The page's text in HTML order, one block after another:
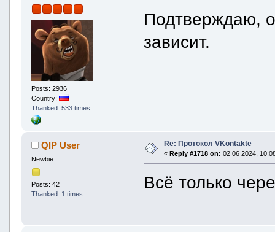
Posts: 2936
Country:
Thanked: 533 times
Подтверждаю,
зависит.
QIP User
Newbie
Posts: 42
Thanked: 1 times
Re: Протокол VKontakte
« Reply #1718 on: 02 06 2024,
Всё только